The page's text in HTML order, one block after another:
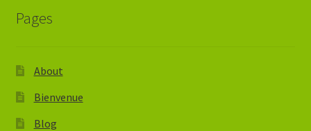
Pages
About
Bienvenue
Blog